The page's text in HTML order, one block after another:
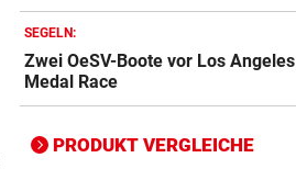
SEGELN:
Zwei OeSV-Boote vor Los
Medal Race
PRODUKT VERGLEICHE
Elektro-Scooter Vergleich
ZUM VERGLEICH
Ergometer Vergleich
ZUM VERGLEICH